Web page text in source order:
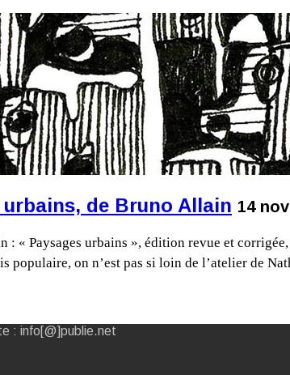
de Bruno Allain 14
« Paysages urbains », édition revue et
populaire, on n’est pas si loin de l’atelier de
: info[@]publie.net